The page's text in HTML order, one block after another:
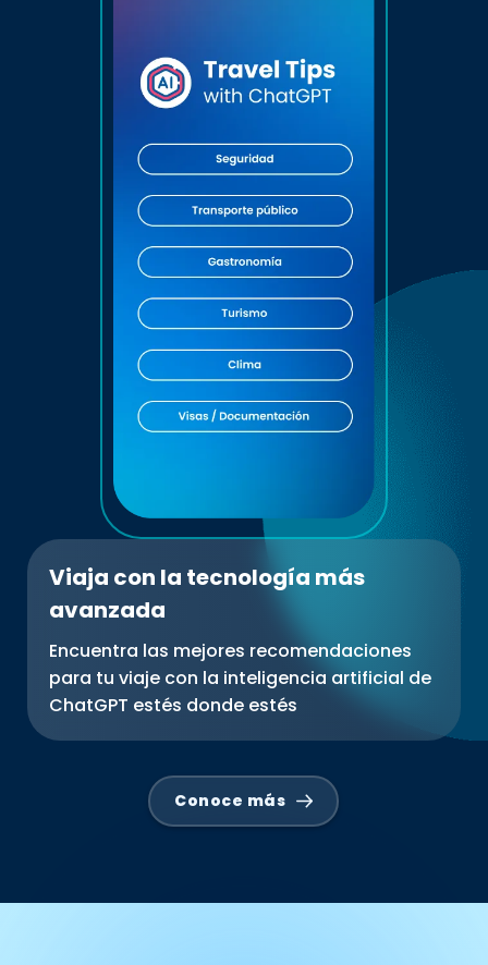
Viaja con la tecnología más
avanzada
Encuentra las mejores recomendaciones
para tu viaje con la inteligencia artificial de
ChatGPT estés donde estés
Conoce más